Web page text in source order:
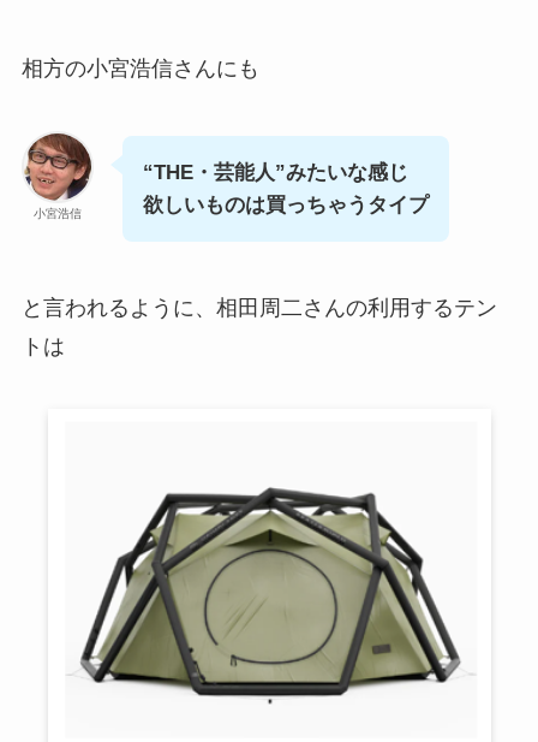
相方の小宮浩信さんにも
小宮浩信
“THE・芸能人”みたいな感じ
欲しいものは買っちゃうタイプ
と言われるように、相田周二さんの利用するテン
トは